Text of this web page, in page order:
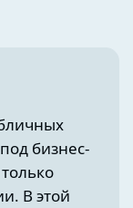
бизнес-
В этой